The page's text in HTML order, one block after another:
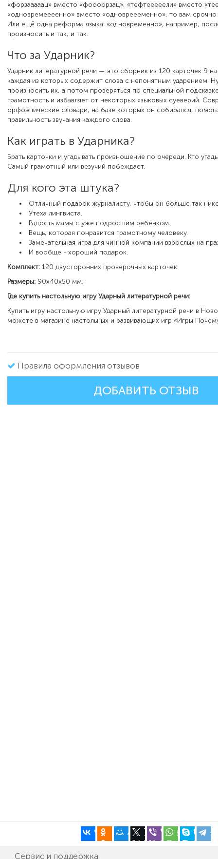
«форзааааац» вместо «фоооорзац», «тефтееееели» вместо
«одновремеееенно» вместо «одновреееменно», то вам срочно
Или ещё одна реформа языка: «одновременно», например,
произносить и так, и так.
Что за Ударник?
Ударник литературной речи — это сборник из 120 карточек 9
каждая из которых содержит слова с непонятным ударением.
произносить их, а потом проверяться по специальной
грамотность и избавляет от некоторых языковых суеверий.
орфоэпические словари, на базе которых он собирался,
правильность звучания каждого слова.
Как играть в Ударника?
Брать карточки и угадывать произношение по очереди. Кто
Самый грамотный или везучий побеждает.
Для кого эта штука?
Отличный подарок журналисту, чтобы он больше так
Утеха лингвиста.
Радость мамы с уже подросшим ребёнком.
Вещь, которая понравится грамотному человеку.
Замечательная игра для чинной компании взрослых на
И вообще - хороший подарок.
Комплект: 120 двусторонних проверочных карточек.
Размеры: 90x40x50 мм;
Где купить настольную игруУдарный литературной речи:
Купить игру настольную игру Ударный литературной речи в
можете в магазине настольных и развивающих игр «Игры
Правила оформления отзывов
ДОБАВИТЬ ОТЗЫВ
Сервис и поддержка